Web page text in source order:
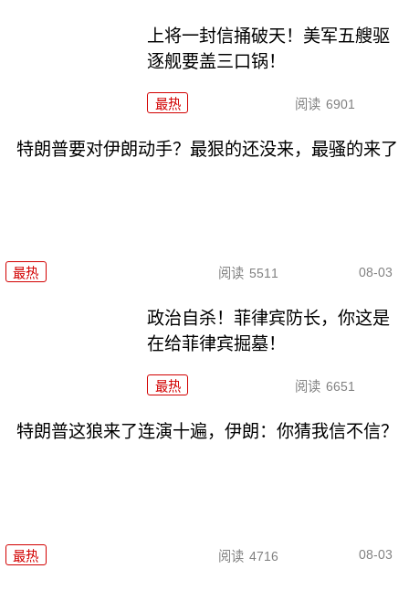
上将一封信捅破天！美军五艘驱
逐舰要盖三口锅！
最热 阅读 6901
特朗普要对伊朗动手？最狠的还没来，最骚的来了
最热 阅读 5511 08-03
政治自杀！菲律宾防长，你这是
在给菲律宾掘墓！
最热 阅读 6651
特朗普这狼来了连演十遍，伊朗：你猜我信不信？
最热 阅读 4716 08-03